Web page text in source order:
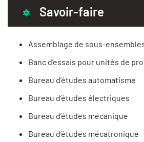
Savoir-faire
Assemblage de sous-
Banc d’essais pour unités de
Bureau d’études automatisme
Bureau d’études électriques
Bureau d’études mécanique
Bureau d’études mécatronique